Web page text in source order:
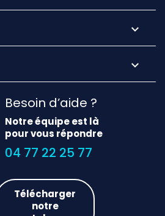


Besoin d’aide ?
Notre équipe est là
pour vous répondre
04 77 22 25 77
Télécharger
notre